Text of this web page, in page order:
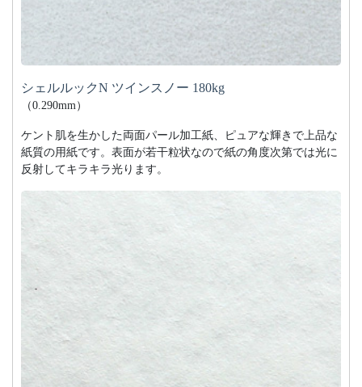
シェルルックN ツインスノー 180kg
（0.290mm）
ケント肌を生かした両面パール加工紙、ピュアな輝きで上品な
紙質の用紙です。表面が若干粒状なので紙の角度次第では光に
反射してキラキラ光ります。